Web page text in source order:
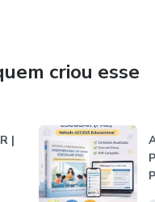
criou esse
|